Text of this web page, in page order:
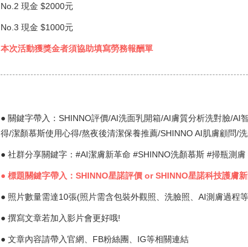
No.2 現金 $2000元
No.3 現金 $1000元
本次活動獲獎金者須協助填寫勞務報酬單
● 關鍵字帶入：SHINNO評價/AI洗面乳開箱/AI膚質分析洗對臉/
得/潔顏慕斯使用心得/熬夜後清潔保養推薦/SHINNO AI肌膚顧問/
● 社群分享關鍵字：#AI潔膚新革命 #SHINNO洗顏慕斯 #掃瓶測
● 標題關鍵字帶入：SHINNO星諾評價 or SHINNO星諾科技護膚
● 照片數量需達10張(照片需含包裝外觀照、洗臉照、AI測膚過程
● 撰寫文章若加入影片會更好哦!
● 文章內容請帶入官網、FB粉絲團、IG等相關連結